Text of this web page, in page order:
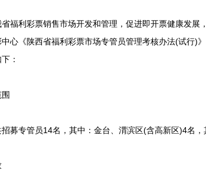
利彩票销售市场开发和管理，促进即开票健康发展
心《陕西省福利彩票市场专管员管理考核办法(试行)
：
专管员14名，其中：金台、渭滨区(含高新区)4名，